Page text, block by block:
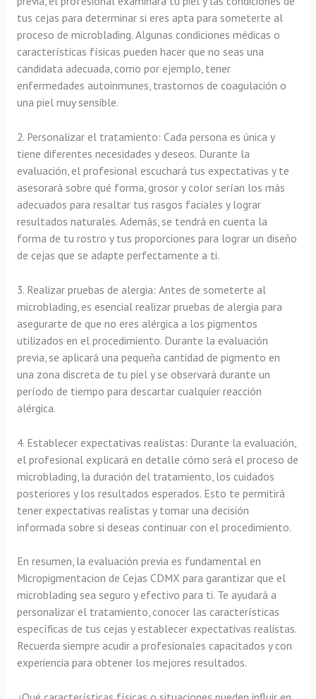
tus cejas para determinar si eres apta para someterte al
proceso de microblading. Algunas condiciones médicas o
características físicas pueden hacer que no seas una
candidata adecuada, como por ejemplo, tener
enfermedades autoinmunes, trastornos de coagulación o
una piel muy sensible.
2. Personalizar el tratamiento: Cada persona es única y
tiene diferentes necesidades y deseos. Durante la
evaluación, el profesional escuchará tus expectativas y te
asesorará sobre qué forma, grosor y color serían los más
adecuados para resaltar tus rasgos faciales y lograr
resultados naturales. Además, se tendrá en cuenta la
forma de tu rostro y tus proporciones para lograr un diseño
de cejas que se adapte perfectamente a ti.
3. Realizar pruebas de alergia: Antes de someterte al
microblading, es esencial realizar pruebas de alergia para
asegurarte de que no eres alérgica a los pigmentos
utilizados en el procedimiento. Durante la evaluación
previa, se aplicará una pequeña cantidad de pigmento en
una zona discreta de tu piel y se observará durante un
período de tiempo para descartar cualquier reacción
alérgica.
4. Establecer expectativas realistas: Durante la evaluación,
el profesional explicará en detalle cómo será el proceso de
microblading, la duración del tratamiento, los cuidados
posteriores y los resultados esperados. Esto te permitirá
tener expectativas realistas y tomar una decisión
informada sobre si deseas continuar con el procedimiento.
En resumen, la evaluación previa es fundamental en
Micropigmentacion de Cejas CDMX para garantizar que el
microblading sea seguro y efectivo para ti. Te ayudará a
personalizar el tratamiento, conocer las características
específicas de tus cejas y establecer expectativas realistas.
Recuerda siempre acudir a profesionales capacitados y con
experiencia para obtener los mejores resultados.